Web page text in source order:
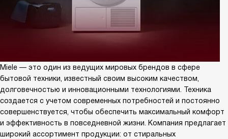
Miele — это один из ведущих мировых брендов в сфере
бытовой техники, известный своим высоким качеством,
долговечностью и инновационными технологиями. Техника
создается с учетом современных потребностей и постоянно
совершенствуется, чтобы обеспечить максимальный комфорт
и эффективность в повседневной жизни. Компания предлагает
широкий ассортимент продукции: от стиральных